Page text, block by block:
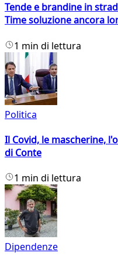
Tende e brandine in
Time soluzione ancora
1 min di lettura
Politica
Il Covid, le mascherine,
di Conte
1 min di lettura
Dipendenze